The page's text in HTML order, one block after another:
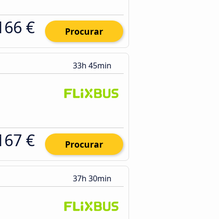
€ Procurar
33h 45min
€ Procurar
37h 30min